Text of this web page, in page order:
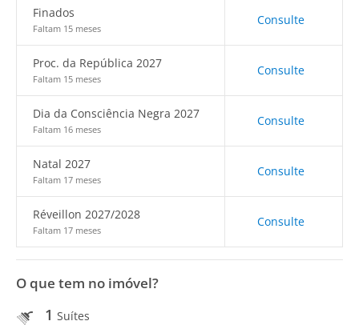
Finados
Faltam 15 meses
Consulte
Proc. da República 2027
Faltam 15 meses
Consulte
Dia da Consciência Negra 2027
Faltam 16 meses
Consulte
Natal 2027
Faltam 17 meses
Consulte
Réveillon 2027/2028
Faltam 17 meses
Consulte
O que tem no imóvel?
1 Suítes